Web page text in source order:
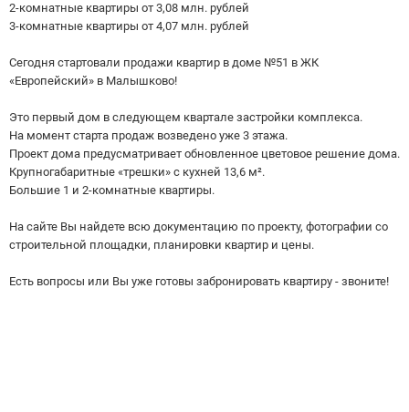
2-комнатные квартиры от 3,08 млн. рублей
3-комнатные квартиры от 4,07 млн. рублей
Сегодня стартовали продажи квартир в доме №51 в ЖК
«Европейский» в Малышково!
Это первый дом в следующем квартале застройки комплекса.
На момент старта продаж возведено уже 3 этажа.
Проект дома предусматривает обновленное цветовое решение дома.
Крупногабаритные «трешки» с кухней 13,6 м².
Большие 1 и 2-комнатные квартиры.
На сайте Вы найдете всю документацию по проекту, фотографии со
строительной площадки, планировки квартир и цены.
Есть вопросы или Вы уже готовы забронировать квартиру - звоните!